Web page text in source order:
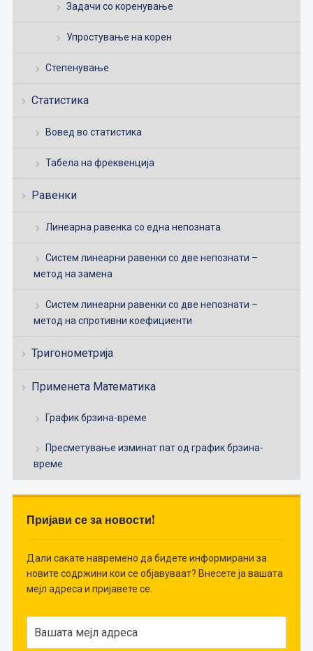
Задачи со коренување
Упростување на корен
Степенување
Статистика
Вовед во статистика
Табела на фреквенција
Равенки
Линеарна равенка со една непозната
Систем линеарни равенки со две непознати –
метод на замена
Систем линеарни равенки со две непознати –
метод на спротивни коефициенти
Тригонометрија
Применета Математика
График брзина-време
Пресметување изминат пат од график брзина-
време
Пријави се за новости!
Дали сакате навремено да бидете информирани за
новите содржини кои се објавуваат? Внесете ја вашата
мејл адреса и пријавете се.